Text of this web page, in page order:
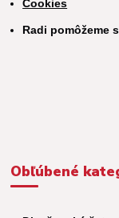
Cookies
Radi pomôžeme
Obľúbené